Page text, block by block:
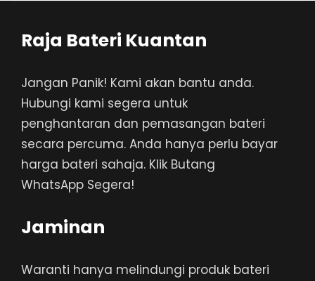
Raja Bateri Kuantan
Jangan Panik! Kami akan bantu anda.
Hubungi kami segera untuk
penghantaran dan pemasangan bateri
secara percuma. Anda hanya perlu bayar
harga bateri sahaja. Klik Butang
WhatsApp Segera!
Jaminan
Waranti hanya melindungi produk bateri